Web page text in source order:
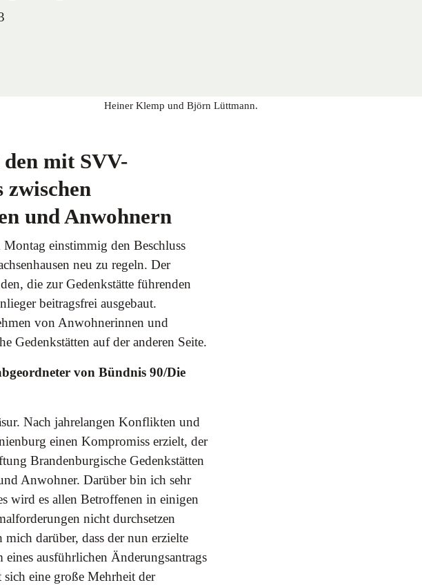
Heiner Klemp und Björn Lüttmann.
mit SVV-
zwischen
und Anwohnern
einstimmig den Beschluss
neu zu regeln. Der
die zur Gedenkstätte führenden
beitragsfrei ausgebaut.
von Anwohnerinnen und
Gedenkstätten auf der anderen Seite.
von Bündnis 90/Die
Nach jahrelangen Konflikten und
einen Kompromiss erzielt, der
Brandenburgische Gedenkstätten
Anwohner. Darüber bin ich sehr
wird es allen Betroffenen in einigen
nicht durchsetzen
darüber, dass der nun erzielte
ausführlichen Änderungsantrags
eine große Mehrheit der